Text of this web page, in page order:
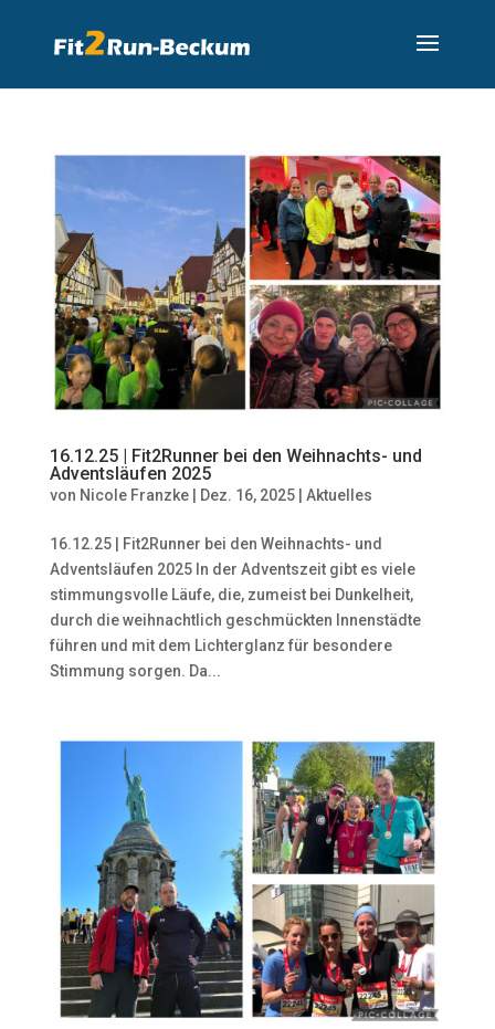
16.12.25 | Fit2Runner bei den Weihnachts- und
Adventsläufen 2025
von Nicole Franzke| Dez. 16, 2025| Aktuelles
16.12.25 | Fit2Runner bei den Weihnachts- und
Adventsläufen 2025 In der Adventszeit gibt es viele
stimmungsvolle Läufe, die, zumeist bei Dunkelheit,
durch die weihnachtlich geschmückten Innenstädte
führen und mit dem Lichterglanz für besondere
Stimmung sorgen. Da...